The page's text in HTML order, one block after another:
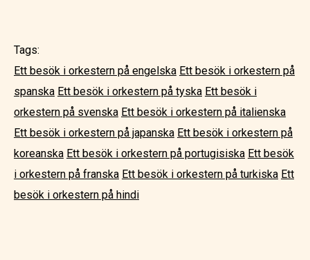
Tags:
Ett besök i orkestern på engelska Ett besök i orkestern på
spanska Ett besök i orkestern på tyska Ett besök i
orkestern på svenska Ett besök i orkestern på italienska
Ett besök i orkestern på japanska Ett besök i orkestern på
koreanska Ett besök i orkestern på portugisiska Ett besök
i orkestern på franska Ett besök i orkestern på turkiska Ett
besök i orkestern på hindi